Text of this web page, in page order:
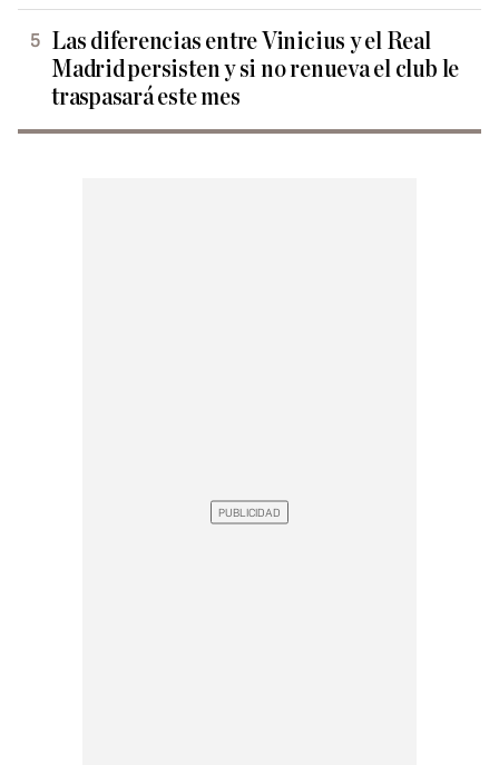
Las diferencias entre Vinicius y el Real
Madrid persisten y si no renueva el club le
traspasará este mes